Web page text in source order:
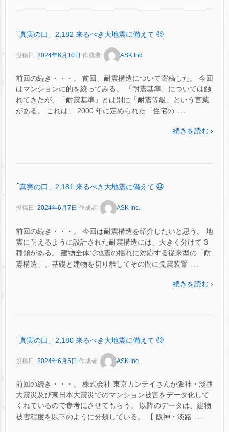
｢真実の口」2,182 来るべき大地震に備えて ㊺
投稿日: 2024年6月10日 作成者: ASK Inc.
前回の続き・・・。 前回、耐震構造について寄稿した。 今回
はマンションに的を絞ってみる。 「耐震基準」については触
れてきたが、「耐震基準」とは別に「耐震等級」という言葉
がある。 これは、 2000 年に定められた「住宅の …
続きを読む ›
｢真実の口」2,181 来るべき大地震に備えて ㊹
投稿日: 2024年6月7日 作成者: ASK Inc.
前回の続き・・・。 今回は耐震構造を紹介したいと思う。 地
震に耐えるように設計された耐震構造には、大きく分けて 3
種類がある。 建物全体で地震の揺れに対応する従来型の「耐
震構造」、基礎と建物を切り離してその間に免震装置 …
続きを読む ›
｢真実の口」2,180 来るべき大地震に備えて ㊸
投稿日: 2024年6月5日 作成者: ASK Inc.
前回の続き・・・。 株式会社 東京カンテイさんが阪神・淡路
大震災及び東日本大震災でのマンション被害をデータ化して
くれているので参考にさせてもらう。 以降のデータは、建物
被害程度を以下のように分類している。 【 阪神・淡路 …